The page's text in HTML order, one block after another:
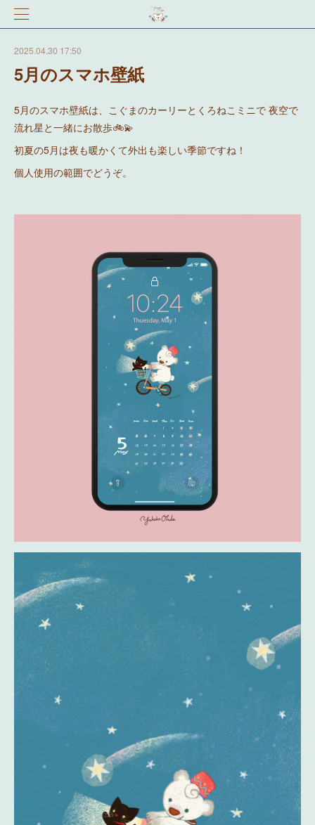
2025.04.30 17:50
5月のスマホ壁紙
5月のスマホ壁紙は、こぐまのカーリーとくろねこミニで 夜空で
流れ星と一緒にお散歩🚲💫
初夏の5月は夜も暖かくて外出も楽しい季節ですね！
個人使用の範囲でどうぞ。